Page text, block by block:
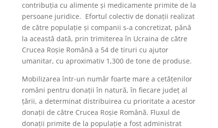
contribuția cu alimente și medicamente primite de la
persoane juridice. Efortul colectiv de donații realizat
de către populație și companii s-a concretizat, până
la această dată, prin trimiterea în Ucraina de către
Crucea Roșie Română a 54 de tiruri cu ajutor
umanitar, cu aproximativ 1,300 de tone de produse.
Mobilizarea într-un număr foarte mare a cetățenilor
români pentru donații în natură, în fiecare județ al
țării, a determinat distribuirea cu prioritate a acestor
donații de către Crucea Roșie Română. Fluxul de
donații primite de la populație a fost administrat